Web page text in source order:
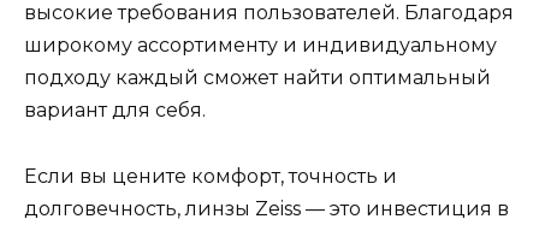
высокие требования пользователей. Благодаря
широкому ассортименту и индивидуальному
подходу каждый сможет найти оптимальный
вариант для себя.
Если вы цените комфорт, точность и
долговечность, линзы Zeiss — это инвестиция в